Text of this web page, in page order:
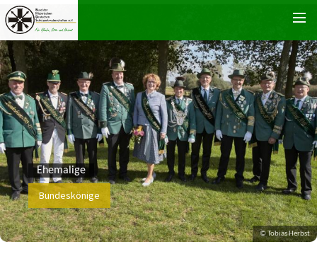
Zum Inhalt springen
© Tobias Herbst
Ehemalige
Bundeskönige